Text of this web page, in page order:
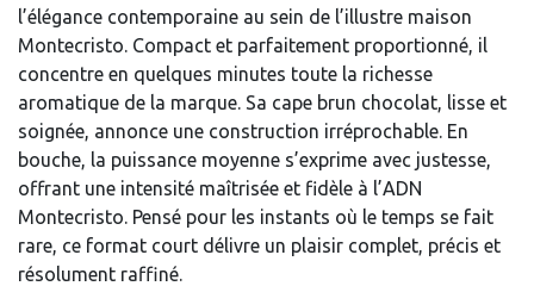
l’élégance contemporaine au sein de l’illustre maison
Montecristo. Compact et parfaitement proportionné, il
concentre en quelques minutes toute la richesse
aromatique de la marque. Sa cape brun chocolat, lisse et
soignée, annonce une construction irréprochable. En
bouche, la puissance moyenne s’exprime avec justesse,
offrant une intensité maîtrisée et fidèle à l’ADN
Montecristo. Pensé pour les instants où le temps se fait
rare, ce format court délivre un plaisir complet, précis et
résolument raffiné.